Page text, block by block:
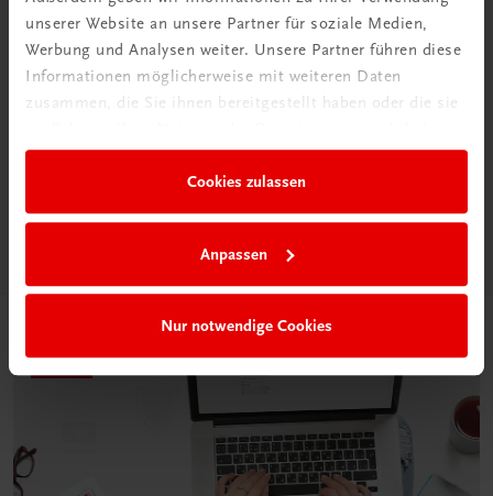
unserer Website an unsere Partner für soziale Medien,
Werbung und Analysen weiter. Unsere Partner führen diese
Informationen möglicherweise mit weiteren Daten
zusammen, die Sie ihnen bereitgestellt haben oder die sie
Cookies zulassen
Anpassen
Nur notwendige Cookies
Neu in der DigiBox
Klassenzimmer“
Mehr dazu